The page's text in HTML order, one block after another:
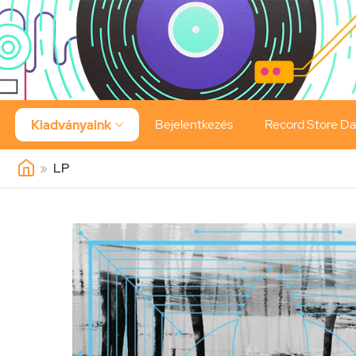
Kiadványaink  Bejelentkezés Record Store
» LP